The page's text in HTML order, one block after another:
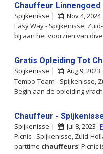
Chauffeur Linnengoed
Spijkenisse | Nov 4, 2024
Easy Way - Spijkenisse,
bij aan het voorzien van
Gratis Opleiding Tot
Spijkenisse | Aug 9, 2023
Tempo-Team - Spijkenisse,
Begin aan de opleiding
Chauffeur -
Spijkenisse | Jul 8, 2023
Picnic - Spijkenisse, Zuid-
parttime chauffeurs! Picnic